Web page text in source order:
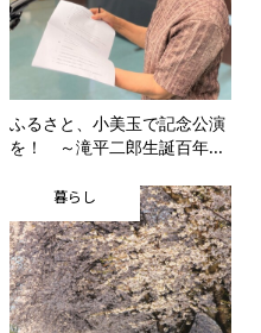
ふるさと、小美玉で記念公演
を！ ～滝平二郎生誕百年...
暮らし